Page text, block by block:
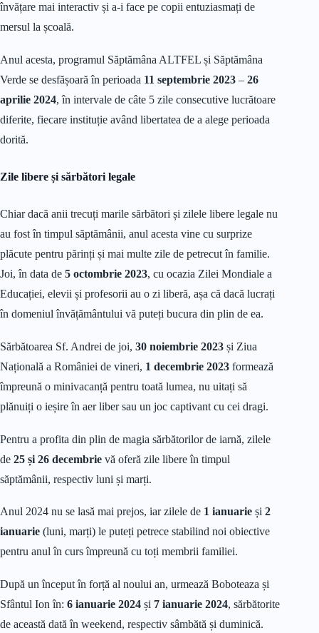
învățare mai interactiv și a-i face pe copii entuziasmați de
mersul la școală.
Anul acesta, programul Săptămâna ALTFEL și Săptămâna
Verde se desfășoară în perioada 11 septembrie 2023 – 26
aprilie 2024, în intervale de câte 5 zile consecutive lucrătoare
diferite, fiecare instituție având libertatea de a alege perioada
dorită.
Zile libere și sărbători legale
Chiar dacă anii trecuți marile sărbători și zilele libere legale nu
au fost în timpul săptămânii, anul acesta vine cu surprize
plăcute pentru părinți și mai multe zile de petrecut în familie.
Joi, în data de 5 octombrie 2023, cu ocazia Zilei Mondiale a
Educației, elevii și profesorii au o zi liberă, așa că dacă lucrați
în domeniul învățământului vă puteți bucura din plin de ea.
Sărbătoarea Sf. Andrei de joi, 30 noiembrie 2023 și Ziua
Națională a României de vineri, 1 decembrie 2023 formează
împreună o minivacanță pentru toată lumea, nu uitați să
plănuiți o ieșire în aer liber sau un joc captivant cu cei dragi.
Pentru a profita din plin de magia sărbătorilor de iarnă, zilele
de 25 și 26 decembrie vă oferă zile libere în timpul
săptămânii, respectiv luni și marți.
Anul 2024 nu se lasă mai prejos, iar zilele de 1 ianuarie și 2
ianuarie (luni, marți) le puteți petrece stabilind noi obiective
pentru anul în curs împreună cu toți membrii familiei.
După un început în forță al noului an, urmează Boboteaza și
Sfântul Ion în: 6 ianuarie 2024 și 7 ianuarie 2024, sărbătorite
de această dată în weekend, respectiv sâmbătă și duminică.